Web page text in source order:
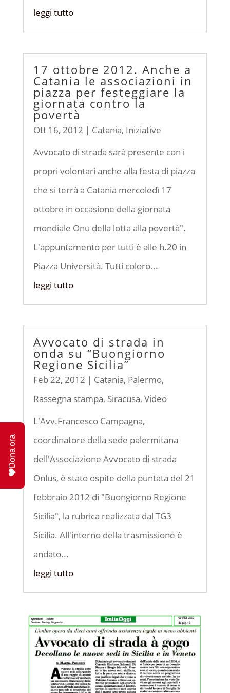
leggi tutto
17 ottobre 2012. Anche a
Catania le associazioni in
piazza per festeggiare la
giornata contro la
povertà
Ott 16, 2012 | Catania, Iniziative
Avvocato di strada sarà presente con i
propri volontari anche alla festa di piazza
che si terrà a Catania mercoledì 17
ottobre in occasione della giornata
mondiale Onu della lotta alla povertà".
L'appuntamento per tutti è alle h.20 in
Piazza Università. Tutti coloro...
leggi tutto
Avvocato di strada in
onda su “Buongiorno
Regione Sicilia”
Feb 22, 2012 | Catania, Palermo,
Rassegna stampa, Siracusa, Video
L'Avv.Francesco Campagna,
coordinatore della sede palermitana
dell'Associazione Avvocato di strada
Onlus, è stato ospite della puntata del 21
febbraio 2012 di "Buongiorno Regione
Sicilia", la rubrica realizzata dal TG3
Sicilia. All'interno della trasmissione è
andato...
leggi tutto
Dona ora